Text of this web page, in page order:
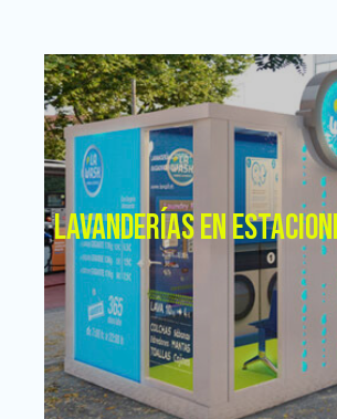
LAVANDERÍAS EN